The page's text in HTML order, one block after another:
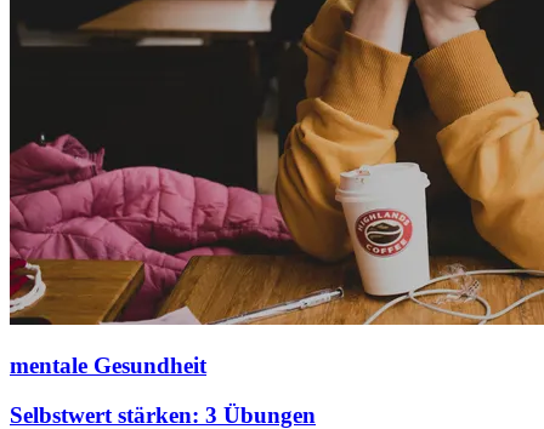
mentale Gesundheit
Selbstwert stärken: 3 Übungen